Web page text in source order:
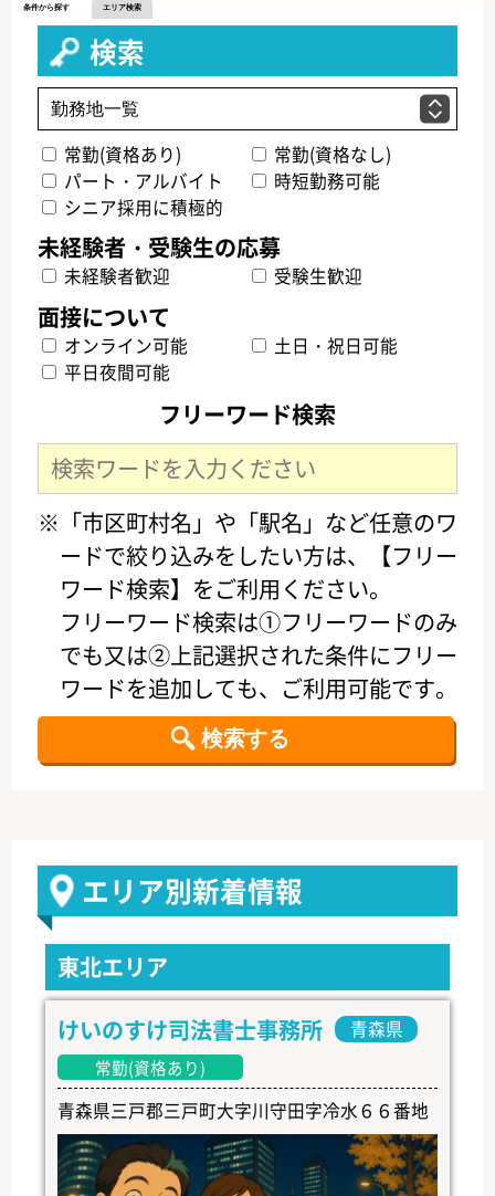
条件から探す エリア検索
検索
常勤(資格あり)
常勤(資格なし)
パート・アルバイト
時短勤務可能
シニア採用に積極的
未経験者歓迎 受験生歓迎
オンライン可能
土日・祝日可能
平日夜間可能
フリーワード検索
※「市区町村名」や「駅名」など任意のワ
ードで絞り込みをしたい方は、【フリー
ワード検索】をご利用ください。
フリーワード検索は①フリーワードのみ
でも又は②上記選択された条件にフリー
ワードを追加しても、ご利用可能です。
エリア別新着情報
東北エリア
けいのすけ司法書士事務所
青森県
常勤(資格あり)
青森県三戸郡三戸町大字川守田字冷水６６番地